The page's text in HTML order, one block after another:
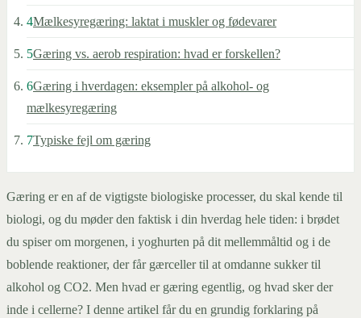
4Mælkesyregæring: laktat i muskler og fødevarer
5Gæring vs. aerob respiration: hvad er forskellen?
6Gæring i hverdagen: eksempler på alkohol- og
mælkesyregæring
7Typiske fejl om gæring
Gæring er en af de vigtigste biologiske processer, du skal kende til
biologi, og du møder den faktisk i din hverdag hele tiden: i brødet
du spiser om morgenen, i yoghurten på dit mellemmåltid og i de
boblende reaktioner, der får gærceller til at omdanne sukker til
alkohol og CO2. Men hvad er gæring egentlig, og hvad sker der
inde i cellerne? I denne artikel får du en grundig forklaring på